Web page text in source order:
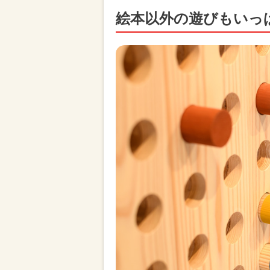
絵本以外の遊びもいっ